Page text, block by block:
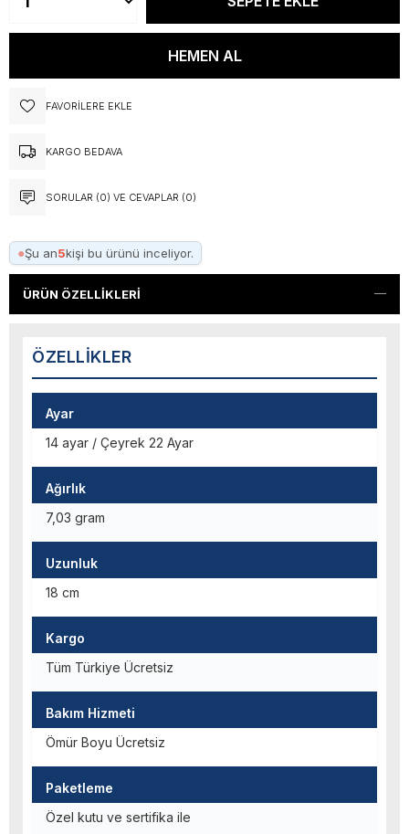
FAVORILERE EKLE
KARGO BEDAVA
SORULAR (0) VE CEVAPLAR (0)
●Şu an5kişi bu ürünü inceliyor.
ÜRÜN ÖZELLIKLERI
ÖZELLIKLER
Ayar
14 ayar / Çeyrek 22 Ayar
Ağırlık
7,03 gram
Uzunluk
18 cm
Kargo
Tüm Türkiye Ücretsiz
Bakım Hizmeti
Ömür Boyu Ücretsiz
Paketleme
Özel kutu ve sertifika ile